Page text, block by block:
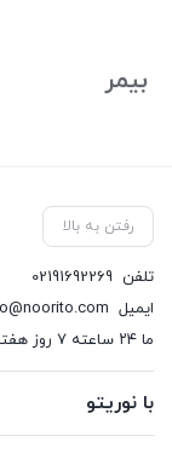
بیمر
رفتن به بالا
تلفن 02191692269
ایمیل
ما ۲۴ ساعته ۷ روز هفته پاسخگوی شما هستیم.
با نوریتو